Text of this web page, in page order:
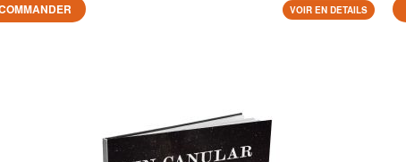
VOIR EN DETAILS